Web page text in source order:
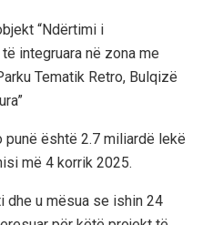
“Ndërtimi i
integruara në zona me
Tematik Retro, Bulqizë
punë është 2.7 miliardë lekë
më 4 korrik 2025.
dhe u mësua se ishin 24